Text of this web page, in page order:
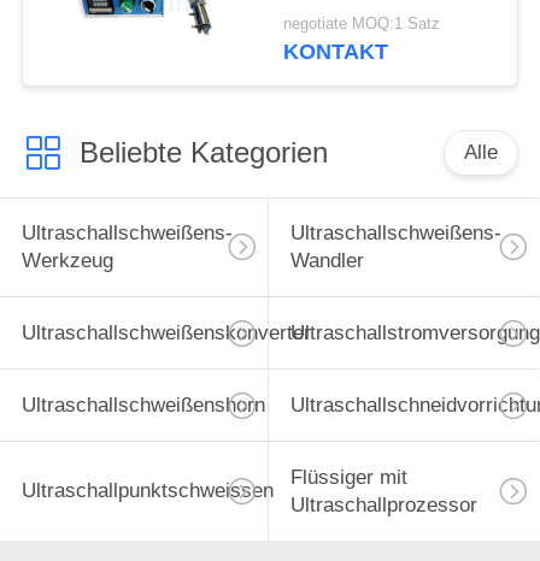
von Glas für die
Bauindustrie
negotiate MOQ:1 Satz
KONTAKT
Beliebte Kategorien Alle
Ultraschallschweißens-
Werkzeug
Ultraschallschweißens-
Wandler
UltraschallschweißenskonverterUltraschallstromversorgung
Ultraschallschweißenshorn
Ultraschallpunktschweissen
Flüssiger mit
Ultraschallprozessor